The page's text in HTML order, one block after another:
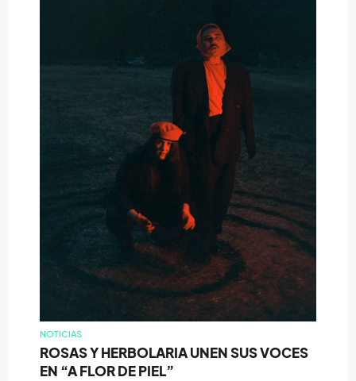
NOTICIAS
ROSAS Y HERBOLARIA UNEN SUS VOCES
EN “A FLOR DE PIEL”